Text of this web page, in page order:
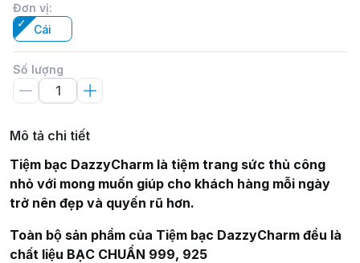
Đơn vị:
Cái
Số lượng
Mô tả chi tiết
Tiệm bạc DazzyCharm là tiệm trang sức thủ công
nhỏ với mong muốn giúp cho khách hàng mỗi ngày
trở nên đẹp và quyến rũ hơn.
Toàn bộ sản phẩm của Tiệm bạc DazzyCharm đều là
chất liệu BẠC CHUẨN 999, 925